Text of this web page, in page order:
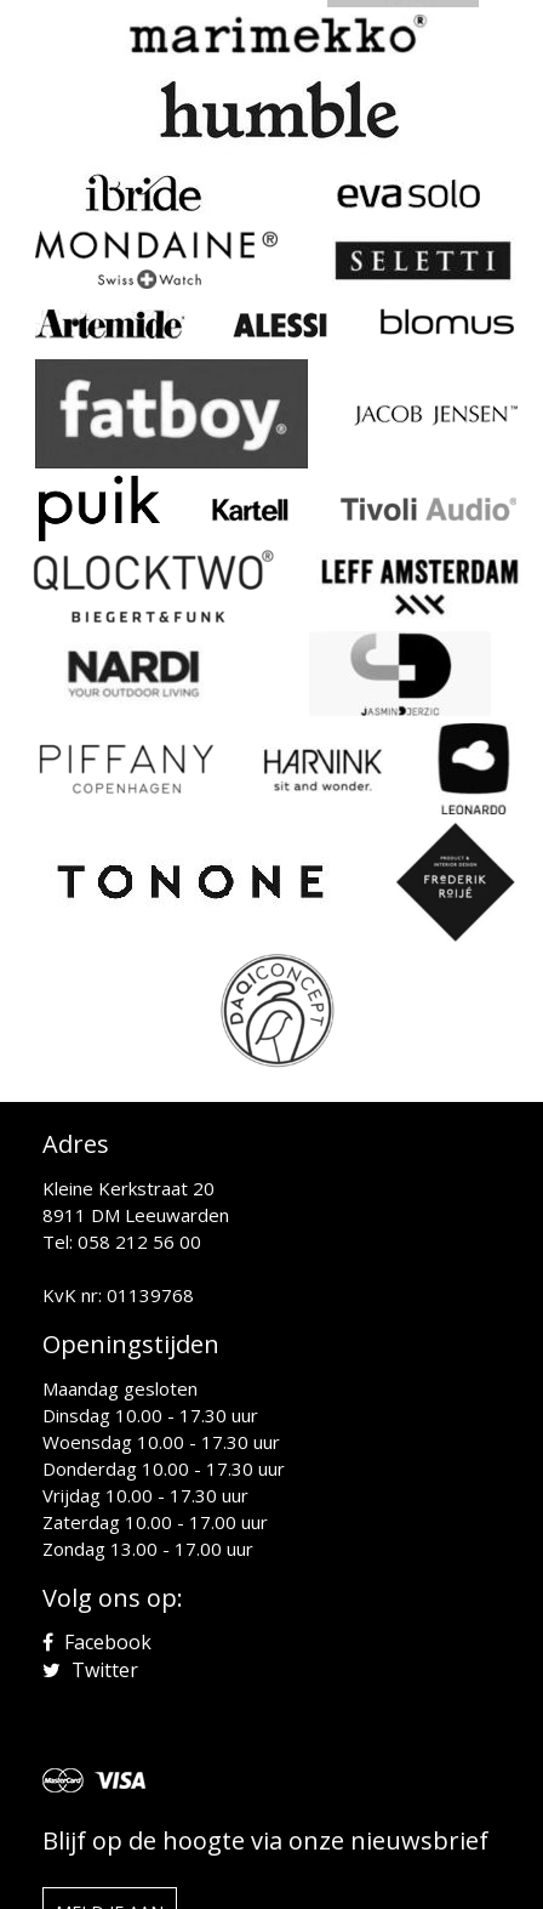
Adres
Kleine Kerkstraat 20
8911 DM Leeuwarden
Tel: 058 212 56 00
KvK nr: 01139768
Openingstijden
Maandag gesloten
Dinsdag 10.00 - 17.30 uur
Woensdag 10.00 - 17.30 uur
Donderdag 10.00 - 17.30 uur
Vrijdag 10.00 - 17.30 uur
Zaterdag 10.00 - 17.00 uur
Zondag 13.00 - 17.00 uur
Volg ons op:
Facebook
Twitter
Blijf op de hoogte via onze nieuwsbrief